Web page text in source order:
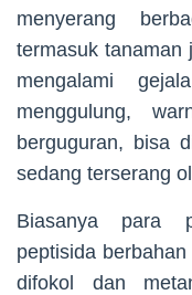
menyerang
termasuk tanaman
mengalami
menggulung,
berguguran, bisa
sedang terserang
Biasanya para
peptisida
difokol dan